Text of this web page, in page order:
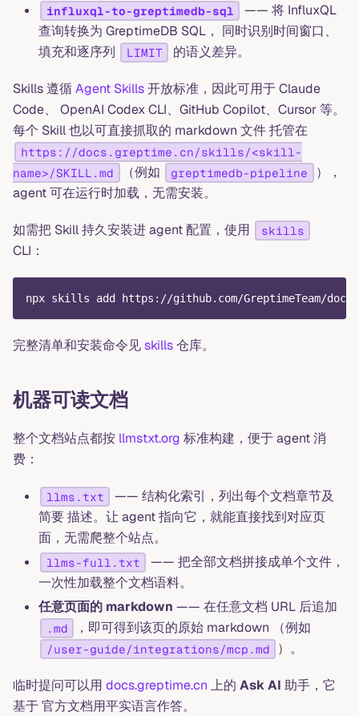
influxql-to-greptimedb-sql
—— 将 InfluxQL
查询转换为 GreptimeDB SQL， 同时识别时间窗口、
填充和逐序列
LIMIT 的语义差异。
Skills 遵循Agent Skills开放标准，因此可用于 Claude
Code、 OpenAI Codex CLI、GitHub Copilot、Cursor 等。
每个 Skill 也以可直接抓取的 markdown 文件 托管在
https://docs.greptime.cn/skills/<skill-
name>/SKILL.md
（例如 greptimedb-pipeline
），
agent 可在运行时加载，无需安装。
如需把 Skill 持久安装进 agent 配置，使用 skills
CLI：
npx skills add https://github.com/GreptimeTeam/
完整清单和安装命令见skills仓库。
机器可读文档
整个文档站点都按 llmstxt.org 标准构建，便于 agent 消
费：
llms.txt
—— 结构化索引，列出每个文档章节及
简要 描述。让 agent 指向它，就能直接找到对应页
面，无需爬整个站点。
llms-full.txt
—— 把全部文档拼接成单个文件，
一次性加载整个文档语料。
任意页面的 markdown —— 在任意文档 URL 后追加
.md ，即可得到该页的原始 markdown （例如
/user-guide/integrations/mcp.md ）。
临时提问可以用 docs.greptime.cn 上的 Ask AI 助手，它
基于 官方文档用平实语言作答。